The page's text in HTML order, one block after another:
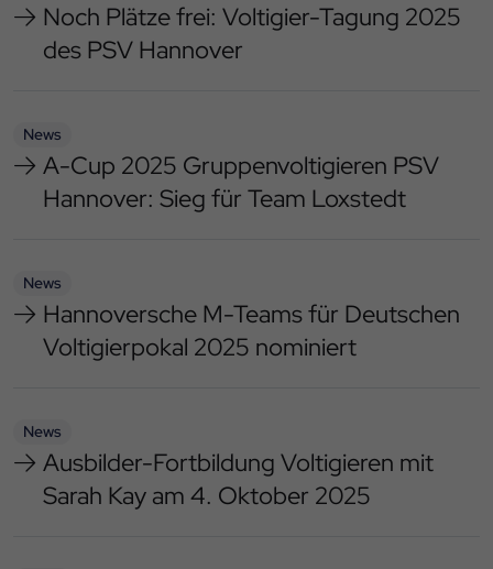
Noch Plätze frei: Voltigier-Tagung 2025
des PSV Hannover
News
A-Cup 2025 Gruppenvoltigieren PSV
Hannover: Sieg für Team Loxstedt
News
Hannoversche M-Teams für Deutschen
Voltigierpokal 2025 nominiert
News
Ausbilder-Fortbildung Voltigieren mit
Sarah Kay am 4. Oktober 2025